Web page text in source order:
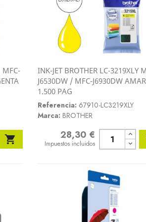
MFC-

Vista rápida
INK-JET BROTHER LC-3219XLY
J6530DW / MFC-J6930DW
1.500 PAG
Referencia: 67910-LC3219XLY
Marca: BROTHER
Precio28,30 €
Impuestos incluidos